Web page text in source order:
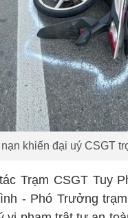
khiến đại uý CSGT
Trạm CSGT Tuy
- Phó Trưởng